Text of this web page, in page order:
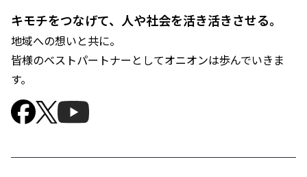
キモチをつなげて、人や社会を活き活きさせる。
地域への想いと共に。
皆様のベストパートナーとしてオニオンは歩んでいきま
す。